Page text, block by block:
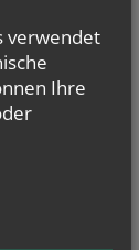
verwendet
Ihre